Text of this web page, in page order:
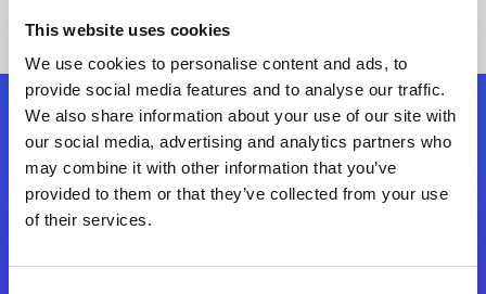
This website uses cookies
We use cookies to personalise content and ads, to
provide social media features and to analyse our traffic.
We also share information about your use of our site with
our social media, advertising and analytics partners who
may combine it with other information that you’ve
provided to them or that they’ve collected from your use
of their services.
お問合せ
フォローする